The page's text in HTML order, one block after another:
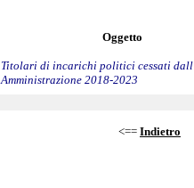
Oggetto
Titolari di incarichi politici cessati
Amministrazione 2018-2023
<== Indietro